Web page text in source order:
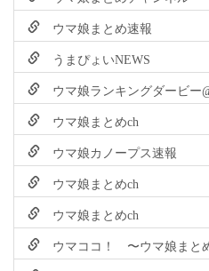
ウマ娘まとめ速報
うまぴょいNEWS
ウマ娘ランキングダービー
ウマ娘まとめch
ウマ娘カノープス速報
ウマ娘まとめch
ウマ娘まとめch
ウマココ！ 〜ウマ娘まと